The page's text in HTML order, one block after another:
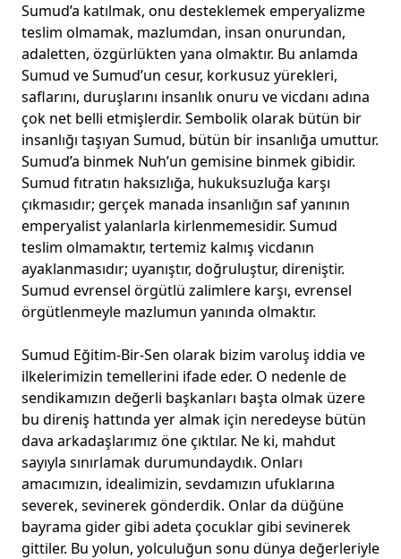
Sumud’a katılmak, onu desteklemek emperyalizme
teslim olmamak, mazlumdan, insan onurundan,
adaletten, özgürlükten yana olmaktır. Bu anlamda
Sumud ve Sumud’un cesur, korkusuz yürekleri,
saflarını, duruşlarını insanlık onuru ve vicdanı adına
çok net belli etmişlerdir. Sembolik olarak bütün bir
insanlığı taşıyan Sumud, bütün bir insanlığa umuttur.
Sumud’a binmek Nuh’un gemisine binmek gibidir.
Sumud fıtratın haksızlığa, hukuksuzluğa karşı
çıkmasıdır; gerçek manada insanlığın saf yanının
emperyalist yalanlarla kirlenmemesidir. Sumud
teslim olmamaktır, tertemiz kalmış vicdanın
ayaklanmasıdır; uyanıştır, doğruluştur, direniştir.
Sumud evrensel örgütlü zalimlere karşı, evrensel
örgütlenmeyle mazlumun yanında olmaktır.
Sumud Eğitim-Bir-Sen olarak bizim varoluş iddia ve
ilkelerimizin temellerini ifade eder. O nedenle de
sendikamızın değerli başkanları başta olmak üzere
bu direniş hattında yer almak için neredeyse bütün
dava arkadaşlarımız öne çıktılar. Ne ki, mahdut
sayıyla sınırlamak durumundaydık. Onları
amacımızın, idealimizin, sevdamızın ufuklarına
severek, sevinerek gönderdik. Onlar da düğüne
bayrama gider gibi adeta çocuklar gibi sevinerek
gittiler. Bu yolun, yolculuğun sonu dünya değerleriyle